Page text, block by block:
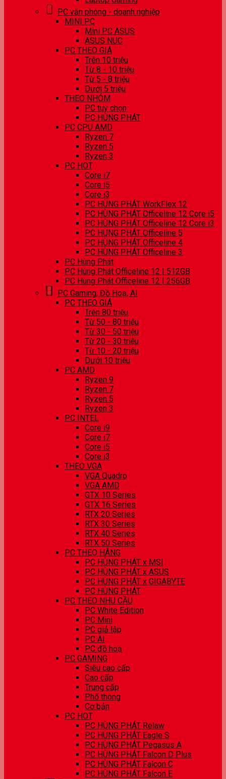
PC văn phòng - doanh nghiệp
MINI PC
Mini PC ASUS
ASUS NUC
PC THEO GIÁ
Trên 10 triệu
Từ 8 - 10 triệu
Từ 5 - 8 triệu
Dưới 5 triệu
THEO NHÓM
PC tuỳ chọn
PC HÙNG PHÁT
PC CPU AMD
Ryzen 7
Ryzen 5
Ryzen 3
PC HOT
Core i7
Core i5
Core i3
PC HÙNG PHÁT WorkFlex 12
PC HÙNG PHÁT Officeline 12 Core i5
PC HÙNG PHÁT Officeline 12 Core i3
PC HÙNG PHÁT Officeline 5
PC HÙNG PHÁT Officeline 4
PC HÙNG PHÁT Officeline 3
PC Hùng Phát
PC Hùng Phát Officeline 12 | 512GB
PC Hùng Phát Officeline 12 | 256GB
PC Gaming, Đồ Hoạ, AI
PC THEO GIÁ
Trên 80 triệu
Từ 50 - 80 triệu
Từ 30 - 50 triệu
Từ 20 - 30 triệu
Từ 10 - 20 triệu
Dưới 10 triệu
PC AMD
Ryzen 9
Ryzen 7
Ryzen 5
Ryzen 3
PC INTEL
Core i9
Core i7
Core i5
Core i3
THEO VGA
VGA Quadro
VGA AMD
GTX 10 Series
GTX 16 Series
RTX 20 Series
RTX 30 Series
RTX 40 Series
RTX 50 Series
PC THEO HÃNG
PC HÙNG PHÁT x MSI
PC HÙNG PHÁT x ASUS
PC HÙNG PHÁT x GIGABYTE
PC HÙNG PHÁT
PC THEO NHU CẦU
PC White Edition
PC Mini
PC giả lập
PC AI
PC đồ hoạ
PC GAMING
Siêu cao cấp
Cao cấp
Trung cấp
Phổ thông
Cơ bản
PC HOT
PC HÙNG PHÁT Relaw
PC HÙNG PHÁT Eagle S
PC HÙNG PHÁT Pegasus A
PC HÙNG PHÁT Falcon D Plus
PC HÙNG PHÁT Falcon C
PC HÙNG PHÁT Falcon E